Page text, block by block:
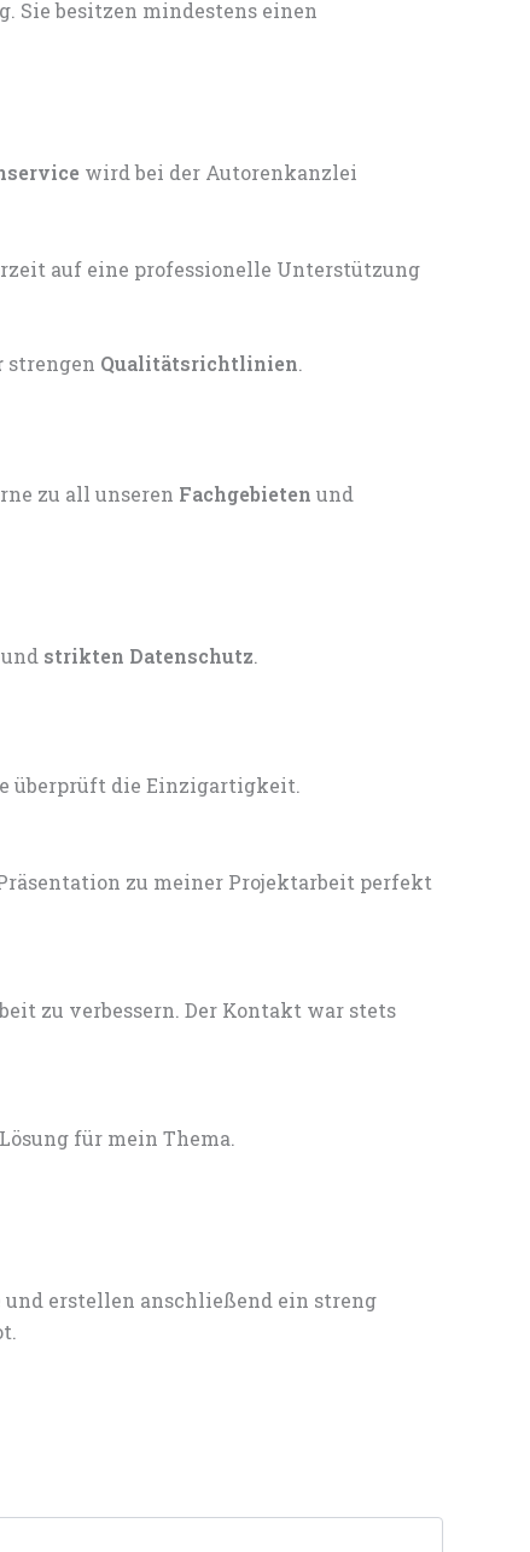
Sie besitzen mindestens einen
wird bei der Autorenkanzlei
strengen Qualitätsrichtlinien.
zu all unseren Fachgebieten und
und strikten Datenschutz.
überprüft die Einzigartigkeit.
zu meiner Projektarbeit perfekt
zu verbessern. Der Kontakt war stets
für mein Thema.
erstellen anschließend ein streng